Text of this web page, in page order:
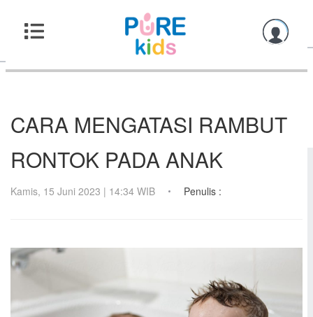
CARA MENGATASI RAMBUT
RONTOK PADA ANAK
Kamis, 15 Juni 2023 | 14:34 WIB Penulis :